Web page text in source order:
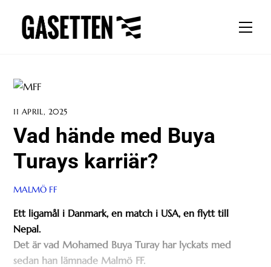
content
11 APRIL, 2025
Vad hände med Buya
Turays karriär?
MALMÖ FF
Ett ligamål i Danmark, en match i USA, en flytt till
Nepal.
Det är vad Mohamed Buya Turay har lyckats med
sedan han lämnade Malmö FF.